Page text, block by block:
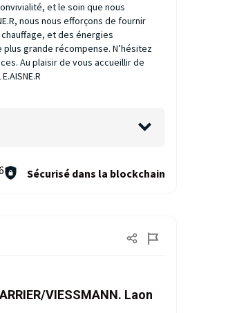
et le soin que nous
nous nous efforçons de fournir
et des énergies
grande récompense. N’hésitez
Au plaisir de vous accueillir de
Sécurisé dans la blockchain
VIESSMANN. Laon